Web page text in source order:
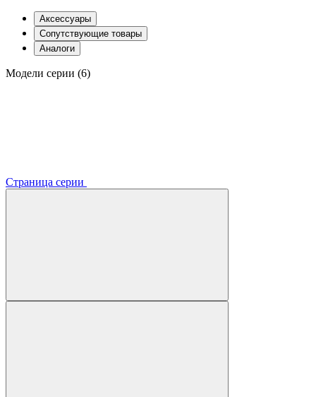
Аксессуары
Сопутствующие товары
Аналоги
Модели серии (6)
Страница серии